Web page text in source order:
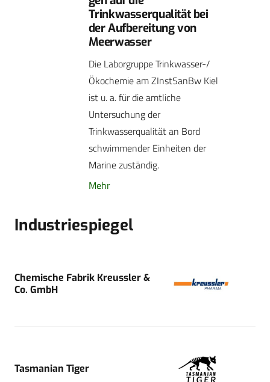
Trinkwasserqualität bei
der Aufbereitung von
Meerwasser
Die Laborgruppe Trinkwasser-/
Ökochemie am ZInst­SanBw Kiel
ist u. a. für die amtliche
Untersuchung der
Trinkwasserqualität an Bord
schwimmender Einheiten der
Marine zuständig.
Mehr
Industriespiegel
Chemische Fabrik Kreussler &
Co. GmbH
Tasmanian Tiger